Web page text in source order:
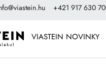
+421 917 630
VIASTEIN NOVINKY